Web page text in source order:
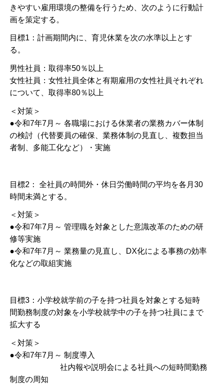
きやすい雇用環境の整備を行うため、次のように行動計
画を策定する。
目標1：計画期間内に、育児休業を次の水準以上とす
る。
男性社員：取得率50％以上
女性社員：女性社員全体と有期雇用の女性社員それぞれ
について、取得率80％以上
＜対策＞
●令和7年7月～ 各職場における休業者の業務カバー体制
の検討（代替要員の確保、業務体制の見直し、複数担当
者制、多能工化など）・実施
目標2： 全社員の時間外・休日労働時間の平均を各月30
時間未満とする。
＜対策＞
●令和7年7月～ 管理職を対象とした意識改革のための研
修等実施
●令和7年7月～ 業務量の見直し、DX化による事務の効率
化などの取組実施
目標3：小学校就学前の子を持つ社員を対象とする短時
間勤務制度の対象を小学校就学中の子を持つ社員にまで
拡大する
＜対策＞
●令和7年7月～ 制度導入
社内報や説明会による社員への短時間勤務
制度の周知